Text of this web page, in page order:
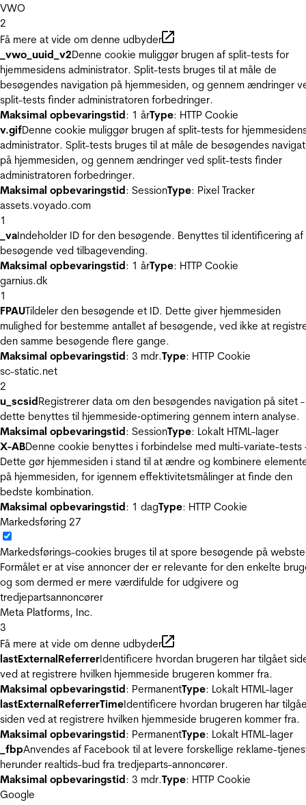
VWO
2
Få mere at vide om denne udbyder
_vwo_uuid_v2Denne cookie muliggør brugen af split-tests for
hjemmesidens administrator. Split-tests bruges til at måle de
besøgendes navigation på hjemmesiden, og gennem ændringer
split-tests finder administratoren forbedringer.
Maksimal opbevaringstid: 1 årType: HTTP Cookie
v.gifDenne cookie muliggør brugen af split-tests for
administrator. Split-tests bruges til at måle de besøgendes
på hjemmesiden, og gennem ændringer ved split-tests finder
administratoren forbedringer.
Maksimal opbevaringstid: SessionType: Pixel Tracker
assets.voyado.com
1
_vaIndeholder ID for den besøgende. Benyttes til identificering af
besøgende ved tilbagevending.
Maksimal opbevaringstid: 1 årType: HTTP Cookie
garnius.dk
1
FPAUTildeler den besøgende et ID. Dette giver hjemmesiden
mulighed for bestemme antallet af besøgende, ved ikke at
den samme besøgende flere gange.
Maksimal opbevaringstid: 3 mdr.Type: HTTP Cookie
sc-static.net
2
u_scsidRegistrerer data om den besøgendes navigation på sitet -
dette benyttes til hjemmeside‐optimering gennem intern analyse.
Maksimal opbevaringstid: SessionType: Lokalt HTML-lager
X-ABDenne cookie benyttes i forbindelse med multi-variate-tests
Dette gør hjemmesiden i stand til at ændre og kombinere
på hjemmesiden, for igennem effektivitetsmålinger at finde den
bedste kombination.
Maksimal opbevaringstid: 1 dagType: HTTP Cookie
Markedsføring 27
Markedsførings-cookies bruges til at spore besøgende på
Formålet er at vise annoncer der er relevante for den enkelte
og som dermed er mere værdifulde for udgivere og
tredjepartsannoncører
Meta Platforms, Inc.
3
Få mere at vide om denne udbyder
lastExternalReferrerIdentificere hvordan brugeren har tilgået
ved at registrere hvilken hjemmeside brugeren kommer fra.
Maksimal opbevaringstid: PermanentType: Lokalt HTML-lager
lastExternalReferrerTimeIdentificere hvordan brugeren har
siden ved at registrere hvilken hjemmeside brugeren kommer fra.
Maksimal opbevaringstid: PermanentType: Lokalt HTML-lager
_fbpAnvendes af Facebook til at levere forskellige reklame-
herunder realtids-bud fra tredjeparts-annoncører.
Maksimal opbevaringstid: 3 mdr.Type: HTTP Cookie
Google